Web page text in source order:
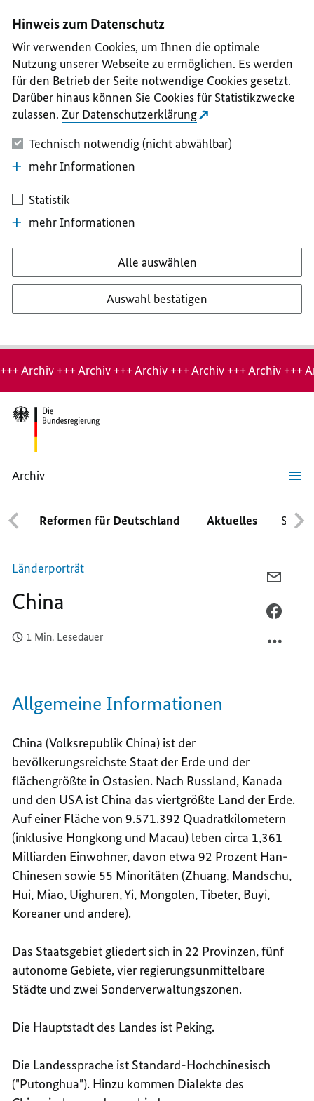
II
III
IV
V
Hinweis zum Datenschutz
Wir verwenden Cookies, um Ihnen die optimale
Nutzung unserer Webseite zu ermöglichen. Es werden
für den Betrieb der Seite notwendige Cookies gesetzt.
Darüber hinaus können Sie Cookies für Statistikzwecke
zulassen. Zur Datenschutzerklärung
Technisch notwendig (nicht abwählbar)
mehr Informationen
Statistik
mehr Informationen
Alle auswählen
Auswahl bestätigen
Hinweis:
Archiv-
Seite
+++ Archiv +++ Archiv +++ Archiv +++ Archiv +++ Archiv +++
Archiv
China
Reformen für Deutschland Aktuelles
Länderporträt
China
1 Min. Lesedauer
Allgemeine Informationen
China (Volksrepublik China) ist der
bevölkerungsreichste Staat der Erde und der
flächengrößte in Ostasien. Nach Russland, Kanada
und den USA ist China das viertgrößte Land der Erde.
Auf einer Fläche von 9.571.392 Quadratkilometern
(inklusive Hongkong und Macau) leben circa 1,361
Milliarden Einwohner, davon etwa 92 Prozent Han-
Chinesen sowie 55 Minoritäten (Zhuang, Mandschu,
Hui, Miao, Uighuren, Yi, Mongolen, Tibeter, Buyi,
Koreaner und andere).
Das Staatsgebiet gliedert sich in 22 Provinzen, fünf
autonome Gebiete, vier regierungsunmittelbare
Städte und zwei Sonderverwaltungszonen.
Die Hauptstadt des Landes ist Peking.
Die Landessprache ist Standard-Hochchinesisch
("Putonghua"). Hinzu kommen Dialekte des